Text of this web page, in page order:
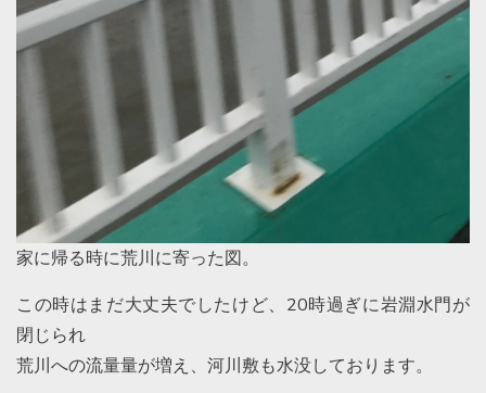
家に帰る時に荒川に寄った図。
この時はまだ大丈夫でしたけど、20時過ぎに岩淵水門が
閉じられ
荒川への流量量が増え、河川敷も水没しております。